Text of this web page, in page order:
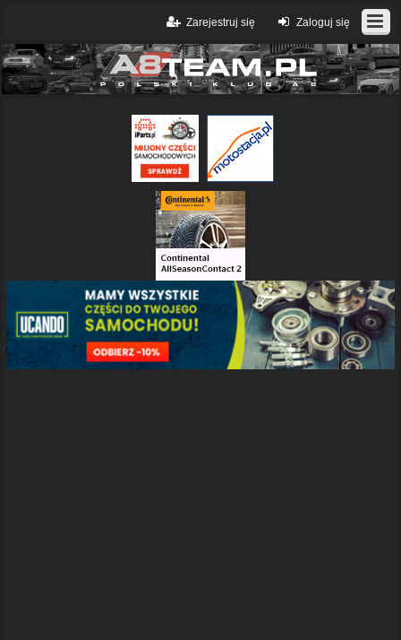
Zaloguj się
Zarejestruj się